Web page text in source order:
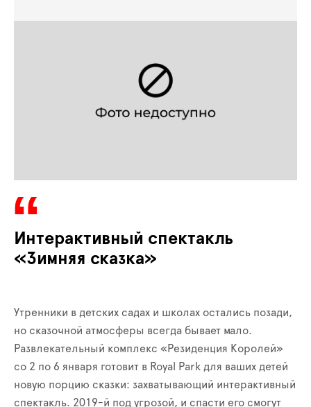
Интерактивный спектакль
«Зимняя сказка»
Утренники в детских садах и школах остались позади,
но сказочной атмосферы всегда бывает мало.
Развлекательный комплекс «Резиденция Королей»
со 2 по 6 января готовит в Royal Park для ваших детей
новую порцию сказки: захватывающий интерактивный
спектакль. 2019-й под угрозой, и спасти его смогут